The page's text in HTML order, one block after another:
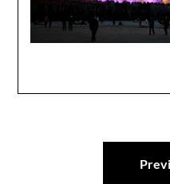
Navigation